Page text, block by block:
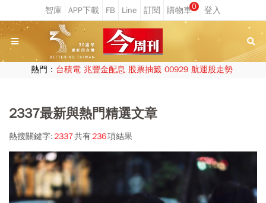
0
熱門： 台積電 兆豐金配息 股票抽籤 00929 航運股走勢
2337最新與熱門精選文章
熱搜關鍵字:2337共有236項結果